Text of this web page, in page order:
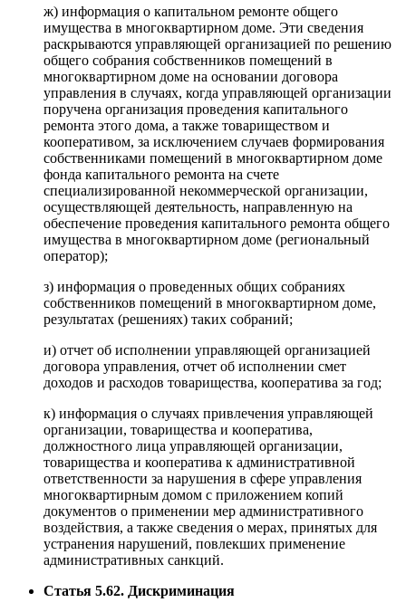
ж) информация о капитальном ремонте общего
имущества в многоквартирном доме. Эти сведения
раскрываются управляющей организацией по решению
общего собрания собственников помещений в
многоквартирном доме на основании договора
управления в случаях, когда управляющей организации
поручена организация проведения капитального
ремонта этого дома, а также товариществом и
кооперативом, за исключением случаев формирования
собственниками помещений в многоквартирном доме
фонда капитального ремонта на счете
специализированной некоммерческой организации,
осуществляющей деятельность, направленную на
обеспечение проведения капитального ремонта общего
имущества в многоквартирном доме (региональный
оператор);
з) информация о проведенных общих собраниях
собственников помещений в многоквартирном доме,
результатах (решениях) таких собраний;
и) отчет об исполнении управляющей организацией
договора управления, отчет об исполнении смет
доходов и расходов товарищества, кооператива за год;
к) информация о случаях привлечения управляющей
организации, товарищества и кооператива,
должностного лица управляющей организации,
товарищества и кооператива к административной
ответственности за нарушения в сфере управления
многоквартирным домом с приложением копий
документов о применении мер административного
воздействия, а также сведения о мерах, принятых для
устранения нарушений, повлекших применение
административных санкций.
Статья 5.62. Дискриминация